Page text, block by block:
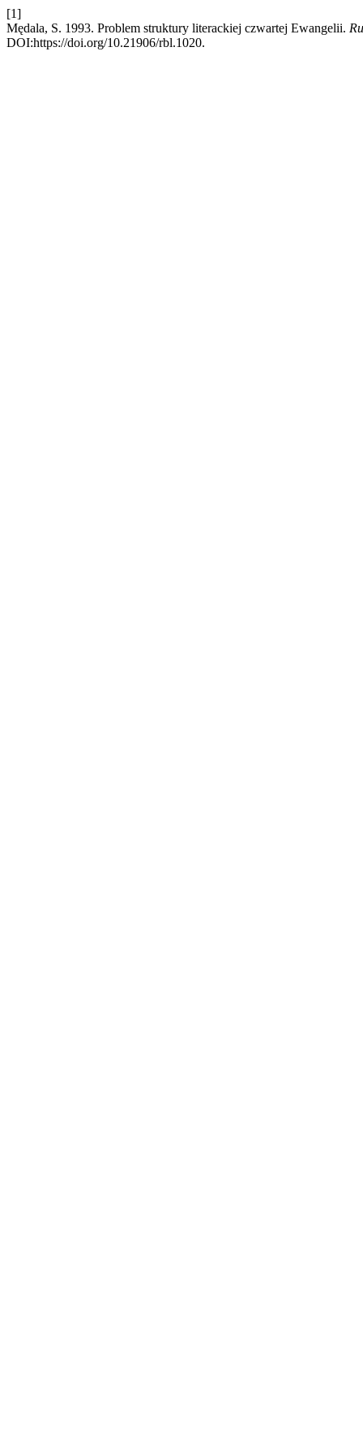
[1]
Mędala, S. 1993. Problem struktury literackiej czwartej Ewangelii.
DOI:https://doi.org/10.21906/rbl.1020.